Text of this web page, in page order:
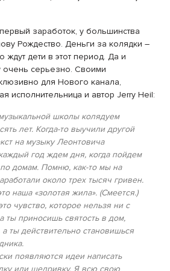
заработок, у большинства
Рождество. Деньги за колядки –
ждут дети в этот период. Да и
очень серьезно. Своими
для Нового канала,
исполнительница и автор Jerry Heil:
школы колядуем
лет. Когда-то выучили другой
на музыку Леонтовича
год ждем дня, когда пойдем
по домам. Помню, как-то мы на
около трех тысяч гривен.
наша «золотая жила». (Смеется.)
чувство, которое нельзя ни с
ты приносишь святость в дом,
ты действительно становишься
появляются идеи написать
или щедривку. Я всю свою